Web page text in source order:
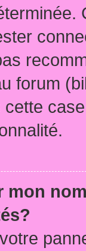
forum
mon